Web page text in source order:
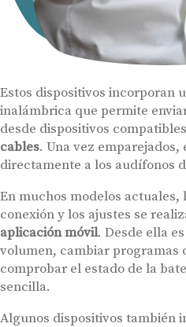
Estos dispositivos incorporan
inalámbrica que permite
desde dispositivos compatibles
cables. Una vez
directamente a los audífonos
En muchos modelos actuales,
conexión y los ajustes se
aplicación móvil. Desde ella
volumen, cambiar programas
comprobar el estado de la
sencilla.
Algunos dispositivos también